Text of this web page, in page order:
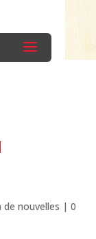
de nouvelles |0